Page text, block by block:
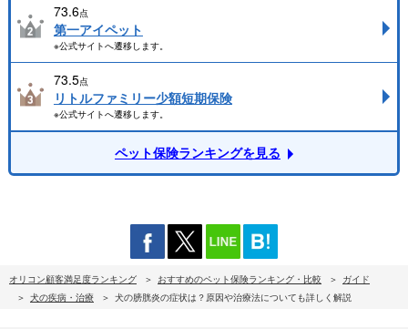
73.6点
第一アイペット
※公式サイトへ遷移します。
73.5点
リトルファミリー少額短期保険
※公式サイトへ遷移します。
ペット保険ランキングを見る
オリコン顧客満足度ランキング おすすめのペット保険ランキング・比較
ガイド
犬の疾病・治療
犬の膀胱炎の症状は？原因や治療法についても詳しく解説